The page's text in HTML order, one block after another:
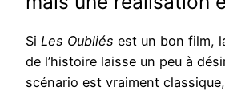
Si Les Oubliés est un bon film,
de l’histoire laisse un peu à
scénario est vraiment